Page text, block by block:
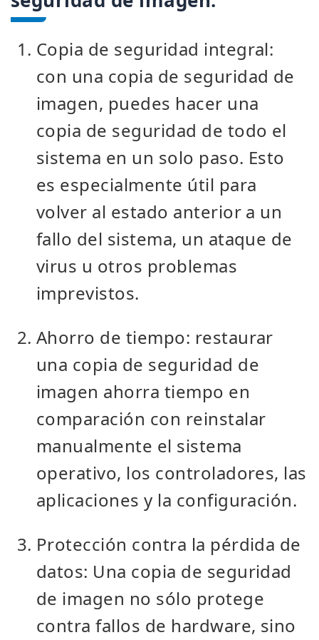
Copia de seguridad integral:
con una copia de seguridad de
imagen, puedes hacer una
copia de seguridad de todo el
sistema en un solo paso. Esto
es especialmente útil para
volver al estado anterior a un
fallo del sistema, un ataque de
virus u otros problemas
imprevistos.
Ahorro de tiempo: restaurar
una copia de seguridad de
imagen ahorra tiempo en
comparación con reinstalar
manualmente el sistema
operativo, los controladores, las
aplicaciones y la configuración.
Protección contra la pérdida de
datos: Una copia de seguridad
de imagen no sólo protege
contra fallos de hardware, sino